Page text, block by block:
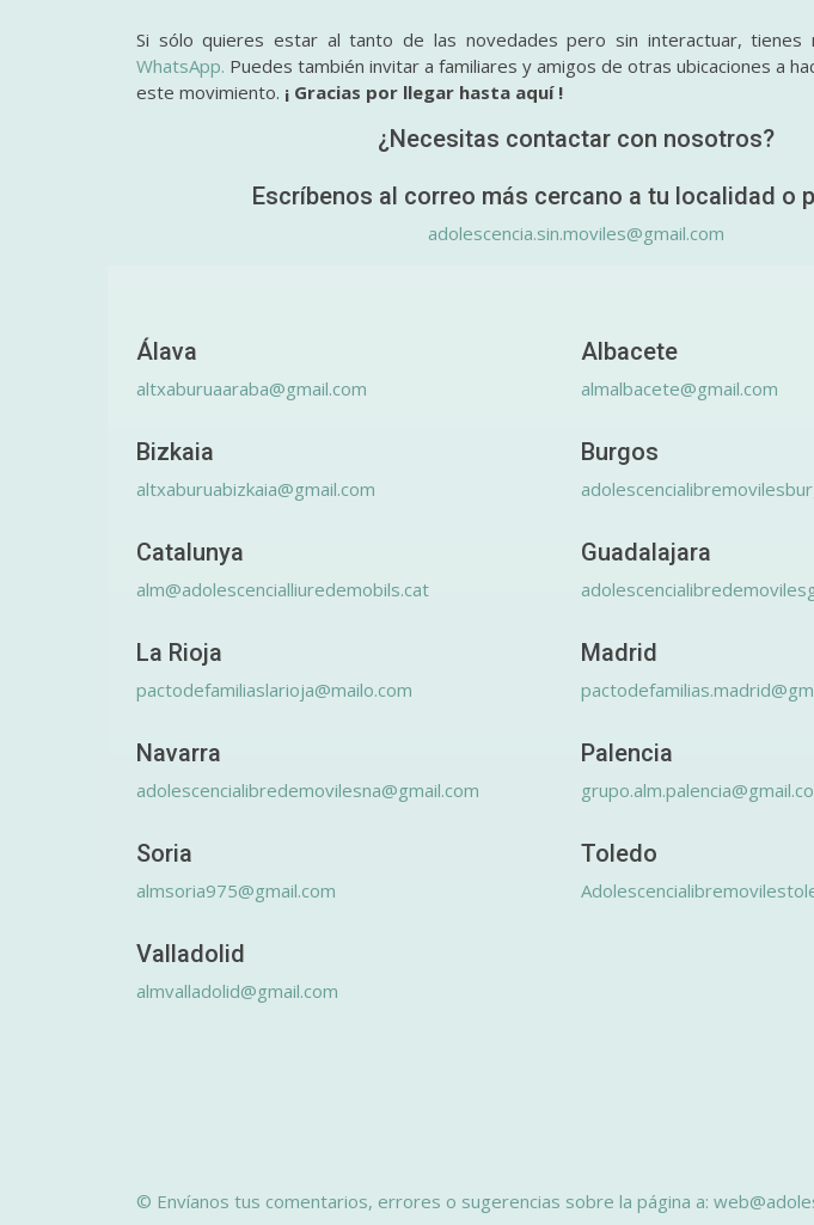
Si sólo quieres estar al tanto de las novedades pero sin interactuar, tienes
WhatsApp. Puedes también invitar a familiares y amigos de otras ubicaciones a
este movimiento. ¡ Gracias por llegar hasta aquí !
¿Necesitas contactar con nosotros?
Escríbenos al correo más cercano a tu localidad o
adolescencia.sin.moviles@gmail.com
Álava
altxaburuaaraba@gmail.com
Albacete
almalbacete@gmail.com
Bizkaia
altxaburuabizkaia@gmail.com
Burgos
Catalunya
alm@adolescencialliuredemobils.cat
Guadalajara
La Rioja
pactodefamiliaslarioja@mailo.com
Madrid
Navarra
adolescencialibredemovilesna@gmail.com
Palencia
Soria
almsoria975@gmail.com
Toledo
Valladolid
almvalladolid@gmail.com
© Envíanos tus comentarios, errores o sugerencias sobre la página a: